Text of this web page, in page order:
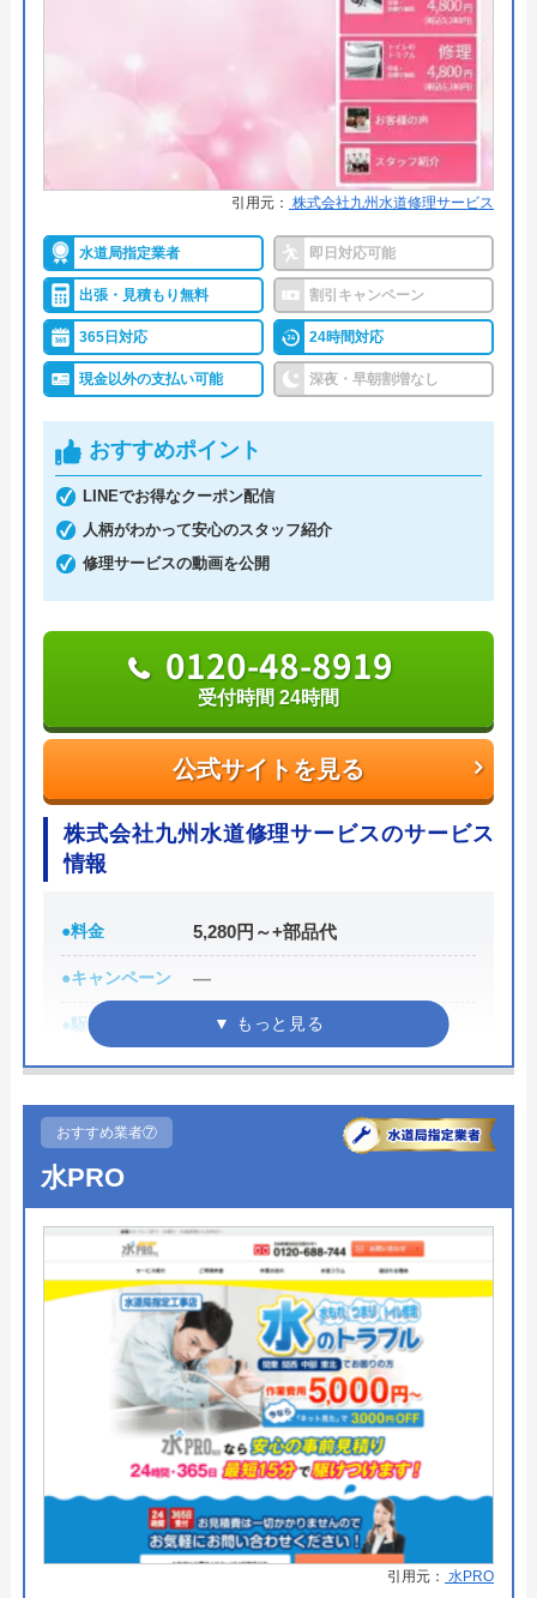
詳細は公式HPでご確認ください
水の救急士がおすすめの理由
水の救急士は福岡県を主軸に全国で水回りトラブル
の解決にあたっている業者です。
問い合わせから駆けつけまで最短30分というスピー
ドの速さが強みの一つであり、今すぐにトラブルを
解決したいという人におすすめです。
作業はお見積もり金額の了承を得てから着工とな
り、追加費用は発生しないので安心して依頼するこ
とができます。
公式サイトを見る
0120-995-414
受付時間 24時間
水の救急士の基本情報
UberHouse株式会社
代表者 田中恵一
所在地
〒812-0892
対応エリア 全国対応
引用元： 株式会社九州水道修理サービス
水道局指定業者 即日対応可能
出張・見積もり無料 割引キャンペーン
365日対応 24時間対応
現金以外の支払い可能 深夜・早朝割増なし
おすすめポイント
LINEでお得なクーポン配信
人柄がわかって安心のスタッフ紹介
修理サービスの動画を公開
公式サイトを見る
0120-48-8919
受付時間 24時間
株式会社九州水道修理サービスのサービス
情報
●料金 5,280円～+部品代
●キャンペーン ―
●駆けつけ時間 最短30分
●受付時間 24時間
●定休日
●出張見積もり
●支払い方法 クレジットカード、QR決済利用可
●累計実績
●保証・保険 ―
詳細は公式HPでご確認ください
株式会社九州水道修理サービスがおすすめ
「九州水道修理サービス」は、北九州市に本社があ
り、福岡市など九州各地に拠点がある水道業者で
す。専門的な技術を習得したスタッフが多数在籍し
おすすめ業者⑦
水PRO
引用元： 水PRO